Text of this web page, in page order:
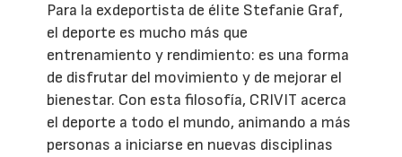
Para la exdeportista de élite Stefanie Graf,
el deporte es mucho más que
entrenamiento y rendimiento: es una forma
de disfrutar del movimiento y de mejorar el
bienestar. Con esta filosofía, CRIVIT acerca
el deporte a todo el mundo, animando a más
personas a iniciarse en nuevas disciplinas